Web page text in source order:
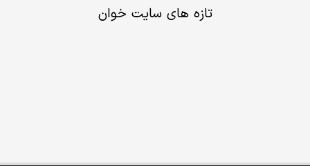
تازه های سایت خوان